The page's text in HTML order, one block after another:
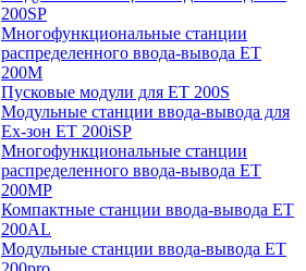
200SP
Многофункциональные станции
распределенного ввода-вывода ET
200M
Пусковые модули для ET 200S
Модульные станции ввода-вывода для
Ex-зон ET 200iSP
Многофункциональные станции
распределенного ввода-вывода ET
200MP
Компактные станции ввода-вывода ET
200AL
Модульные станции ввода-вывода ET